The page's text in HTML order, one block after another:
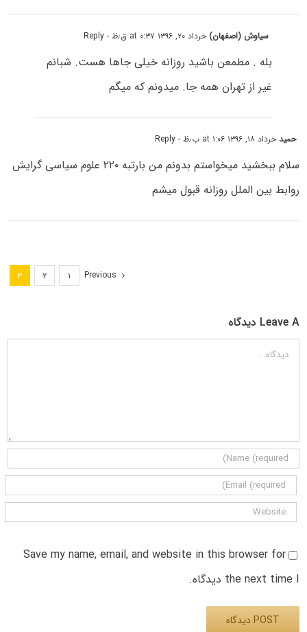
سیاوش (اصفهان) خرداد ۲۰, ۱۳۹۶ at ۰:۳۷ ق٫ظ - Reply
بله . مطمعن باشید روزانه خیلی جاها هست. شبانم
غیر از تهران همه جا. میدونم که میگم
حمیدخرداد ۱۸, ۱۳۹۶ at ۱:۰۶ ب٫ظ - Reply
سلام ببخشید میخواستم بدونم من بارتبه ۲۲۰ علوم سیاسی گرایش
روابط بین الملل روزانه قبول میشم
Previous ۱ ۲ ۳
Leave A دیدگاه
دیدگاه
Save my name, email, and website in this browser for
the next time I دیدگاه.